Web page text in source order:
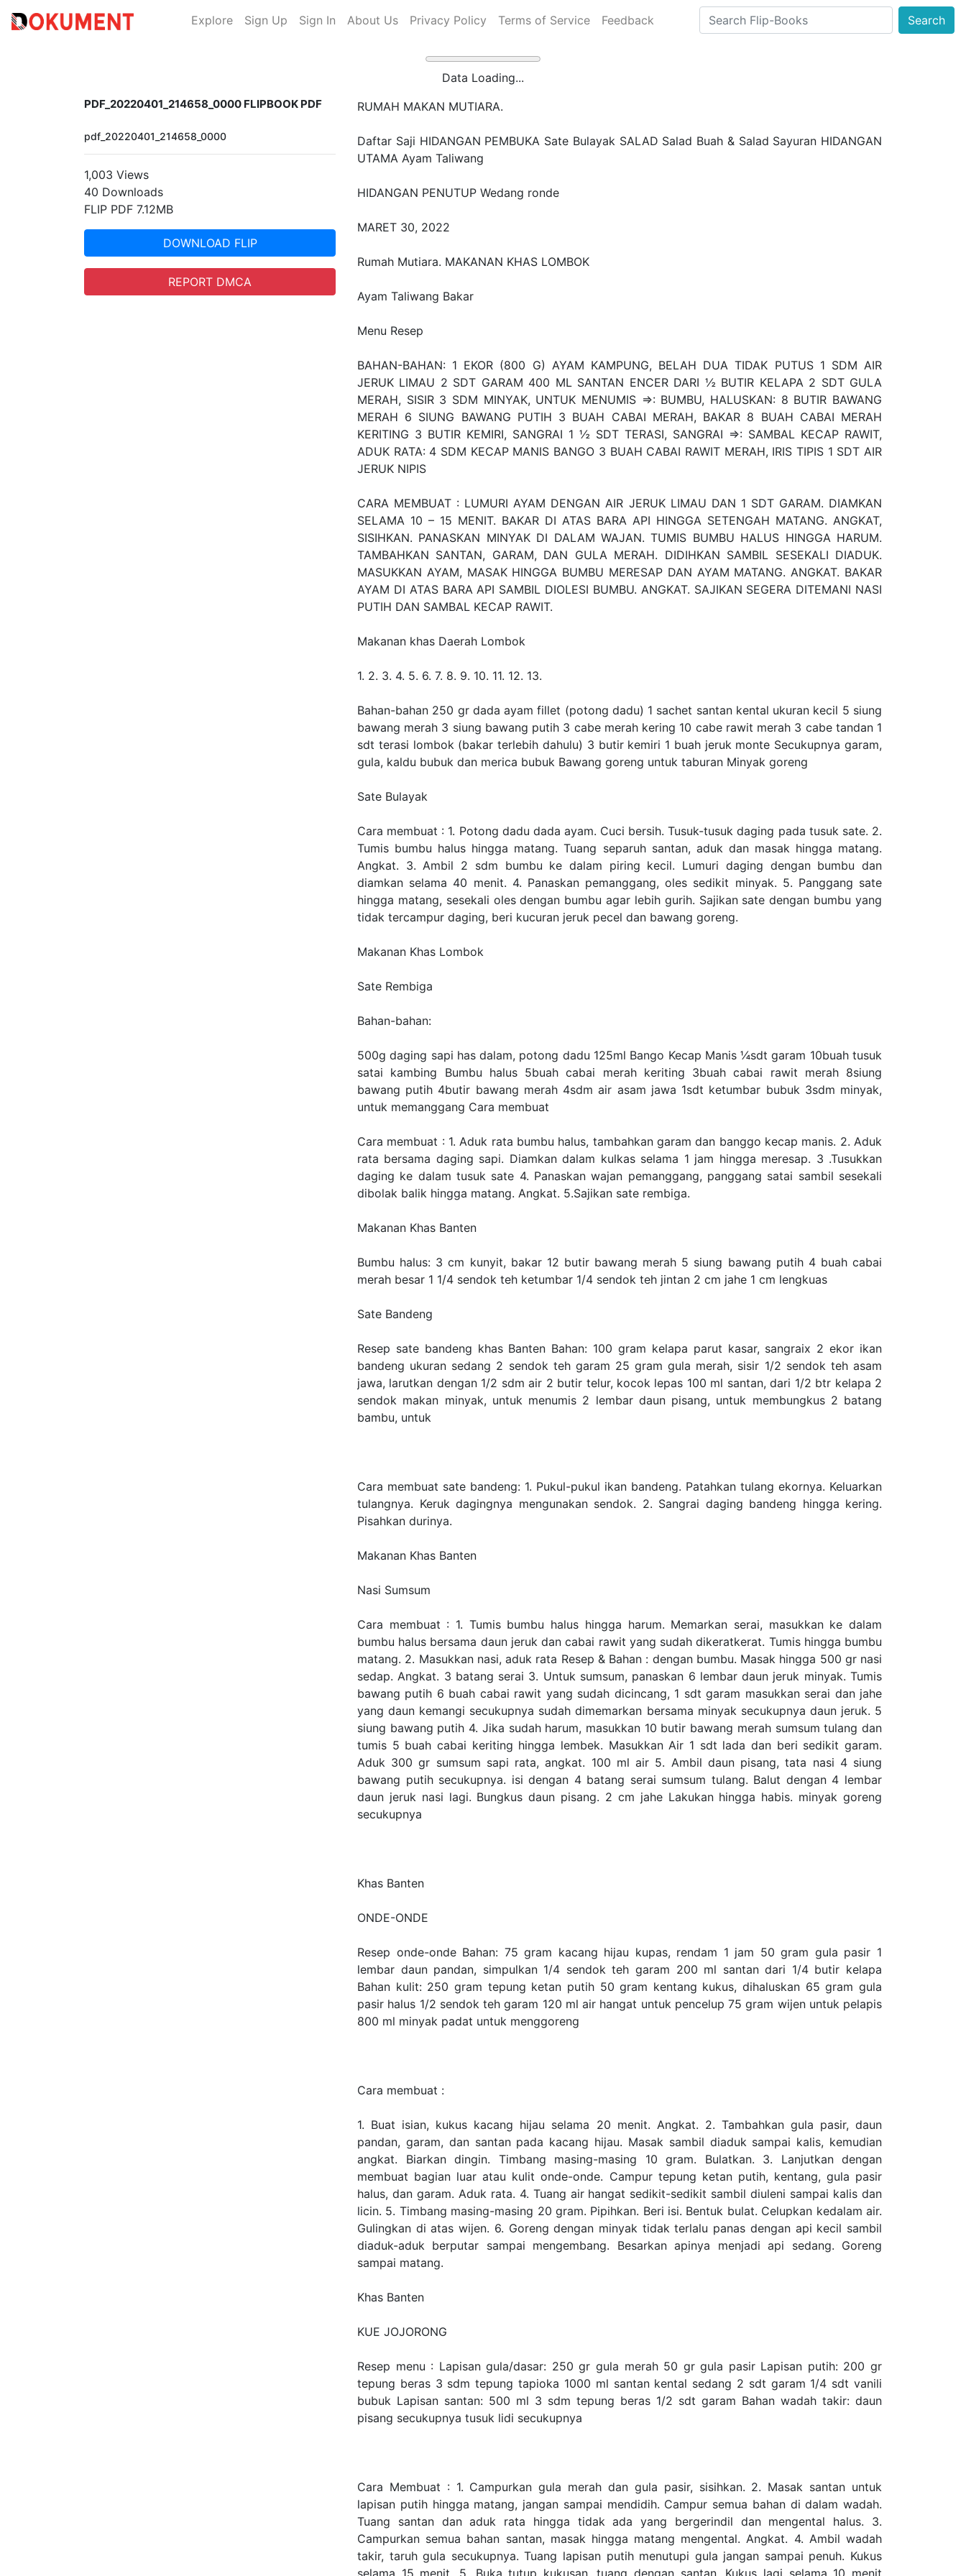
Explore Sign Up Sign In About Us Privacy Policy Terms of Service Feedback Search
Data Loading...
PDF_20220401_214658_0000 FLIPBOOK PDF
pdf_20220401_214658_0000
1,003 Views
40 Downloads
FLIP PDF 7.12MB
DOWNLOAD FLIP
REPORT DMCA
RUMAH MAKAN MUTIARA.
Daftar Saji HIDANGAN PEMBUKA Sate Bulayak SALAD Salad Buah & Salad Sayuran HIDANGAN
UTAMA Ayam Taliwang
HIDANGAN PENUTUP Wedang ronde
MARET 30, 2022
Rumah Mutiara. MAKANAN KHAS LOMBOK
Ayam Taliwang Bakar
Menu Resep
BAHAN-BAHAN: 1 EKOR (800 G) AYAM KAMPUNG, BELAH DUA TIDAK PUTUS 1 SDM AIR
JERUK LIMAU 2 SDT GARAM 400 ML SANTAN ENCER DARI ½ BUTIR KELAPA 2 SDT GULA
MERAH, SISIR 3 SDM MINYAK, UNTUK MENUMIS =>: BUMBU, HALUSKAN: 8 BUTIR BAWANG
MERAH 6 SIUNG BAWANG PUTIH 3 BUAH CABAI MERAH, BAKAR 8 BUAH CABAI MERAH
KERITING 3 BUTIR KEMIRI, SANGRAI 1 ½ SDT TERASI, SANGRAI =>: SAMBAL KECAP RAWIT,
ADUK RATA: 4 SDM KECAP MANIS BANGO 3 BUAH CABAI RAWIT MERAH, IRIS TIPIS 1 SDT AIR
JERUK NIPIS
CARA MEMBUAT : LUMURI AYAM DENGAN AIR JERUK LIMAU DAN 1 SDT GARAM. DIAMKAN
SELAMA 10 – 15 MENIT. BAKAR DI ATAS BARA API HINGGA SETENGAH MATANG. ANGKAT,
SISIHKAN. PANASKAN MINYAK DI DALAM WAJAN. TUMIS BUMBU HALUS HINGGA HARUM.
TAMBAHKAN SANTAN, GARAM, DAN GULA MERAH. DIDIHKAN SAMBIL SESEKALI DIADUK.
MASUKKAN AYAM, MASAK HINGGA BUMBU MERESAP DAN AYAM MATANG. ANGKAT. BAKAR
AYAM DI ATAS BARA API SAMBIL DIOLESI BUMBU. ANGKAT. SAJIKAN SEGERA DITEMANI NASI
PUTIH DAN SAMBAL KECAP RAWIT.
Makanan khas Daerah Lombok
1. 2. 3. 4. 5. 6. 7. 8. 9. 10. 11. 12. 13.
Bahan-bahan 250 gr dada ayam fillet (potong dadu) 1 sachet santan kental ukuran kecil 5 siung
bawang merah 3 siung bawang putih 3 cabe merah kering 10 cabe rawit merah 3 cabe tandan 1
sdt terasi lombok (bakar terlebih dahulu) 3 butir kemiri 1 buah jeruk monte Secukupnya garam,
gula, kaldu bubuk dan merica bubuk Bawang goreng untuk taburan Minyak goreng
Sate Bulayak
Cara membuat : 1. Potong dadu dada ayam. Cuci bersih. Tusuk-tusuk daging pada tusuk sate. 2.
Tumis bumbu halus hingga matang. Tuang separuh santan, aduk dan masak hingga matang.
Angkat. 3. Ambil 2 sdm bumbu ke dalam piring kecil. Lumuri daging dengan bumbu dan
diamkan selama 40 menit. 4. Panaskan pemanggang, oles sedikit minyak. 5. Panggang sate
hingga matang, sesekali oles dengan bumbu agar lebih gurih. Sajikan sate dengan bumbu yang
tidak tercampur daging, beri kucuran jeruk pecel dan bawang goreng.
Makanan Khas Lombok
Sate Rembiga
Bahan-bahan:
500g daging sapi has dalam, potong dadu 125ml Bango Kecap Manis ¼sdt garam 10buah tusuk
satai kambing Bumbu halus 5buah cabai merah keriting 3buah cabai rawit merah 8siung
bawang putih 4butir bawang merah 4sdm air asam jawa 1sdt ketumbar bubuk 3sdm minyak,
untuk memanggang Cara membuat
Cara membuat : 1. Aduk rata bumbu halus, tambahkan garam dan banggo kecap manis. 2. Aduk
rata bersama daging sapi. Diamkan dalam kulkas selama 1 jam hingga meresap. 3 .Tusukkan
daging ke dalam tusuk sate 4. Panaskan wajan pemanggang, panggang satai sambil sesekali
dibolak balik hingga matang. Angkat. 5.Sajikan sate rembiga.
Makanan Khas Banten
Bumbu halus: 3 cm kunyit, bakar 12 butir bawang merah 5 siung bawang putih 4 buah cabai
merah besar 1 1/4 sendok teh ketumbar 1/4 sendok teh jintan 2 cm jahe 1 cm lengkuas
Sate Bandeng
Resep sate bandeng khas Banten Bahan: 100 gram kelapa parut kasar, sangraix 2 ekor ikan
bandeng ukuran sedang 2 sendok teh garam 25 gram gula merah, sisir 1/2 sendok teh asam
jawa, larutkan dengan 1/2 sdm air 2 butir telur, kocok lepas 100 ml santan, dari 1/2 btr kelapa 2
sendok makan minyak, untuk menumis 2 lembar daun pisang, untuk membungkus 2 batang
bambu, untuk
Cara membuat sate bandeng: 1. Pukul-pukul ikan bandeng. Patahkan tulang ekornya. Keluarkan
tulangnya. Keruk dagingnya mengunakan sendok. 2. Sangrai daging bandeng hingga kering.
Pisahkan durinya.
Makanan Khas Banten
Nasi Sumsum
Cara membuat : 1. Tumis bumbu halus hingga harum. Memarkan serai, masukkan ke dalam
bumbu halus bersama daun jeruk dan cabai rawit yang sudah dikeratkerat. Tumis hingga bumbu
matang. 2. Masukkan nasi, aduk rata Resep & Bahan : dengan bumbu. Masak hingga 500 gr nasi
sedap. Angkat. 3 batang serai 3. Untuk sumsum, panaskan 6 lembar daun jeruk minyak. Tumis
bawang putih 6 buah cabai rawit yang sudah dicincang, 1 sdt garam masukkan serai dan jahe
yang daun kemangi secukupnya sudah dimemarkan bersama minyak secukupnya daun jeruk. 5
siung bawang putih 4. Jika sudah harum, masukkan 10 butir bawang merah sumsum tulang dan
tumis 5 buah cabai keriting hingga lembek. Masukkan Air 1 sdt lada dan beri sedikit garam.
Aduk 300 gr sumsum sapi rata, angkat. 100 ml air 5. Ambil daun pisang, tata nasi 4 siung
bawang putih secukupnya. isi dengan 4 batang serai sumsum tulang. Balut dengan 4 lembar
daun jeruk nasi lagi. Bungkus daun pisang. 2 cm jahe Lakukan hingga habis. minyak goreng
secukupnya
Khas Banten
ONDE-ONDE
Resep onde-onde Bahan: 75 gram kacang hijau kupas, rendam 1 jam 50 gram gula pasir 1
lembar daun pandan, simpulkan 1/4 sendok teh garam 200 ml santan dari 1/4 butir kelapa
Bahan kulit: 250 gram tepung ketan putih 50 gram kentang kukus, dihaluskan 65 gram gula
pasir halus 1/2 sendok teh garam 120 ml air hangat untuk pencelup 75 gram wijen untuk pelapis
800 ml minyak padat untuk menggoreng
Cara membuat :
1. Buat isian, kukus kacang hijau selama 20 menit. Angkat. 2. Tambahkan gula pasir, daun
pandan, garam, dan santan pada kacang hijau. Masak sambil diaduk sampai kalis, kemudian
angkat. Biarkan dingin. Timbang masing-masing 10 gram. Bulatkan. 3. Lanjutkan dengan
membuat bagian luar atau kulit onde-onde. Campur tepung ketan putih, kentang, gula pasir
halus, dan garam. Aduk rata. 4. Tuang air hangat sedikit-sedikit sambil diuleni sampai kalis dan
licin. 5. Timbang masing-masing 20 gram. Pipihkan. Beri isi. Bentuk bulat. Celupkan kedalam air.
Gulingkan di atas wijen. 6. Goreng dengan minyak tidak terlalu panas dengan api kecil sambil
diaduk-aduk berputar sampai mengembang. Besarkan apinya menjadi api sedang. Goreng
sampai matang.
Khas Banten
KUE JOJORONG
Resep menu : Lapisan gula/dasar: 250 gr gula merah 50 gr gula pasir Lapisan putih: 200 gr
tepung beras 3 sdm tepung tapioka 1000 ml santan kental sedang 2 sdt garam 1/4 sdt vanili
bubuk Lapisan santan: 500 ml 3 sdm tepung beras 1/2 sdt garam Bahan wadah takir: daun
pisang secukupnya tusuk lidi secukupnya
Cara Membuat : 1. Campurkan gula merah dan gula pasir, sisihkan. 2. Masak santan untuk
lapisan putih hingga matang, jangan sampai mendidih. Campur semua bahan di dalam wadah.
Tuang santan dan aduk rata hingga tidak ada yang bergerindil dan mengental halus. 3.
Campurkan semua bahan santan, masak hingga matang mengental. Angkat. 4. Ambil wadah
takir, taruh gula secukupnya. Tuang lapisan putih menutupi gula jangan sampai penuh. Kukus
selama 15 menit. 5. Buka tutup kukusan, tuang dengan santan. Kukus lagi selama 10 menit